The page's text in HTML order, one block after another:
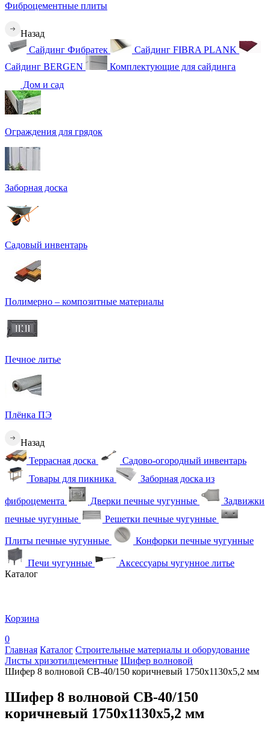
Фиброцементные плиты
Назад
Сайдинг Фибратек
Сайдинг FIBRA PLANK
Сайдинг BERGEN
Комплектующие для сайдинга
Дом и сад
Ограждения для грядок
Заборная доска
Садовый инвентарь
Полимерно – композитные материалы
Печное литье
Плёнка ПЭ
Назад
Террасная доска
Садово-огородный инвентарь
Товары для пикника
Заборная доска из
фиброцемента Дверки печные чугунные
Задвижки
печные чугунные
Решетки печные чугунные
Плиты печные чугунные Конфорки печные чугунные
Печи чугунные
Аксессуары чугунное литье
Каталог
Корзина
0
Главная Каталог Строительные материалы и оборудование
Листы хризотилцементные Шифер волновой
Шифер 8 волновой СВ-40/150 коричневый 1750х1130х5,2 мм
Шифер 8 волновой СВ-40/150
коричневый 1750х1130х5,2 мм